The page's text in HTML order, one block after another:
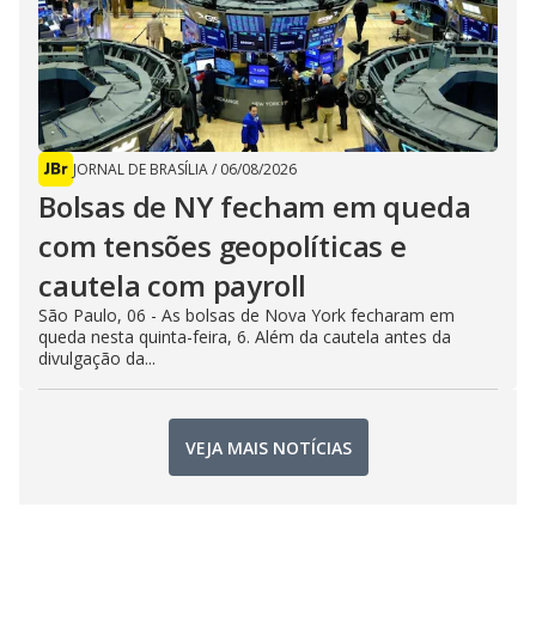
JORNAL DE BRASÍLIA/ 06/08/2026
Bolsas de NY fecham em queda
com tensões geopolíticas e
cautela com payroll
São Paulo, 06 - As bolsas de Nova York fecharam em
queda nesta quinta-feira, 6. Além da cautela antes da
divulgação da...
VEJA MAIS NOTÍCIAS